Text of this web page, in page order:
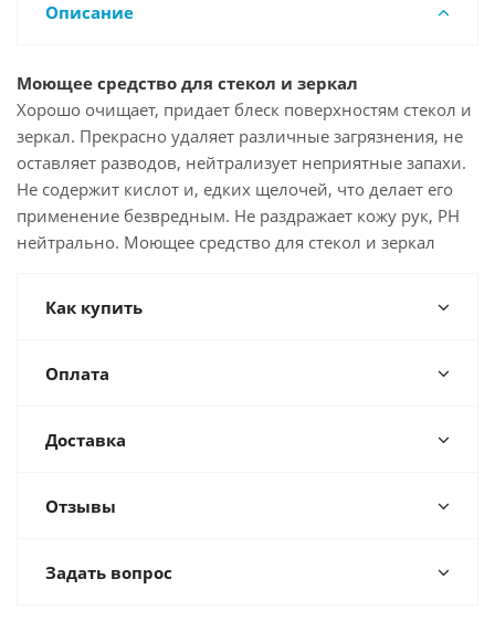
Описание
Моющее средство для стекол и зеркал
Хорошо очищает, придает блеск поверхностям стекол и
зеркал. Прекрасно удаляет различные загрязнения, не
оставляет разводов, нейтрализует неприятные запахи.
Не содержит кислот и, едких щелочей, что делает его
применение безвредным. Не раздражает кожу рук, PH
нейтрально. Моющее средство для стекол и зеркал
Как купить
Оплата
Доставка
Отзывы
Задать вопрос